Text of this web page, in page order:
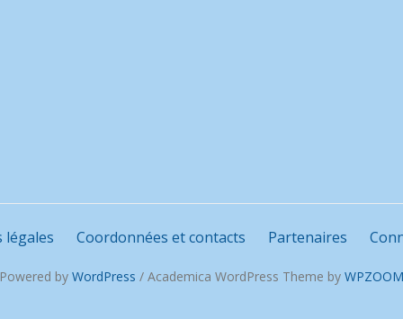
légales Coordonnées et contacts Partenaires
Powered by WordPress / Academica WordPress Theme by WPZOOM